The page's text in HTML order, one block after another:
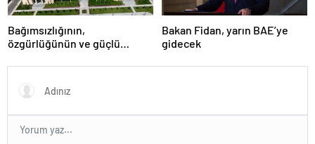
Bağımsızlığının,
özgürlüğünün ve güçlü
Türkiye’den Yavru Vatan’a dev
eserler…
Bakan Fidan, yarın BAE’ye
gidecek